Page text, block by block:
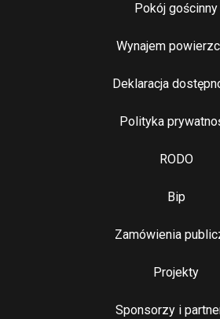
Pokój gościnny
Wynajem
Stopka
Deklaracja
Polityka
RODO
Bip
Zamówienia
Najważniejsze linki
Projekty
Sponsorzy i